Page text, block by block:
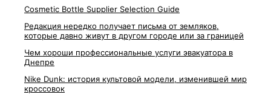
Cosmetic Bottle Supplier Selection Guide
Редакция нередко получает письма от земляков,
которые давно живут в другом городе или за границей
Чем хороши профессиональные услуги эвакуатора в
Днепре
Nike Dunk: история культовой модели, изменившей мир
кроссовок